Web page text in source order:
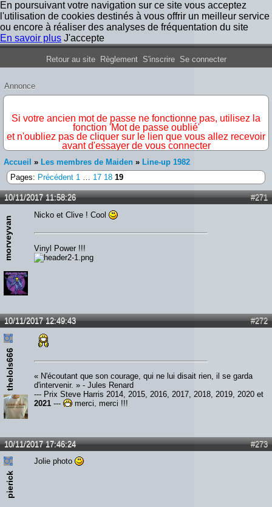
En poursuivant votre navigation sur ce site vous acceptez
l'utilisation de cookies destinés à vous offrir un meilleur service
ou encore à réaliser des analyses de fréquentation du site
En savoir plus J'accepte
Forum Iron Maiden France
Retour au site Règlement S'inscrire Se connecter
Annonce
Si votre ancien mot de passe ne fonctionne pas, utilisez la
fonction 'Mot de passe oublié'
et n'oubliez pas de cliquer sur le lien que vous allez recevoir
avant d'essayer de vous connecter
Accueil » Les membres de Maiden » Line-up 1982
Pages: Précédent 1 … 17 18 19
#271
10/11/2017 11:58:26
morveyvan
Nicko et Clive ! Cool
Vinyl Power !!!
#272
10/11/2017 12:49:43
thelols666
« N'écoutant que son courage, qui ne lui disait rien, il se garda
d'intervenir. » - Jules Renard
--- Prix Steve Harris 2014, 2015, 2016, 2017, 2018, 2019, 2020 et
2021 --- merci, merci !!!
#273
10/11/2017 17:46:24
pierick
Jolie photo